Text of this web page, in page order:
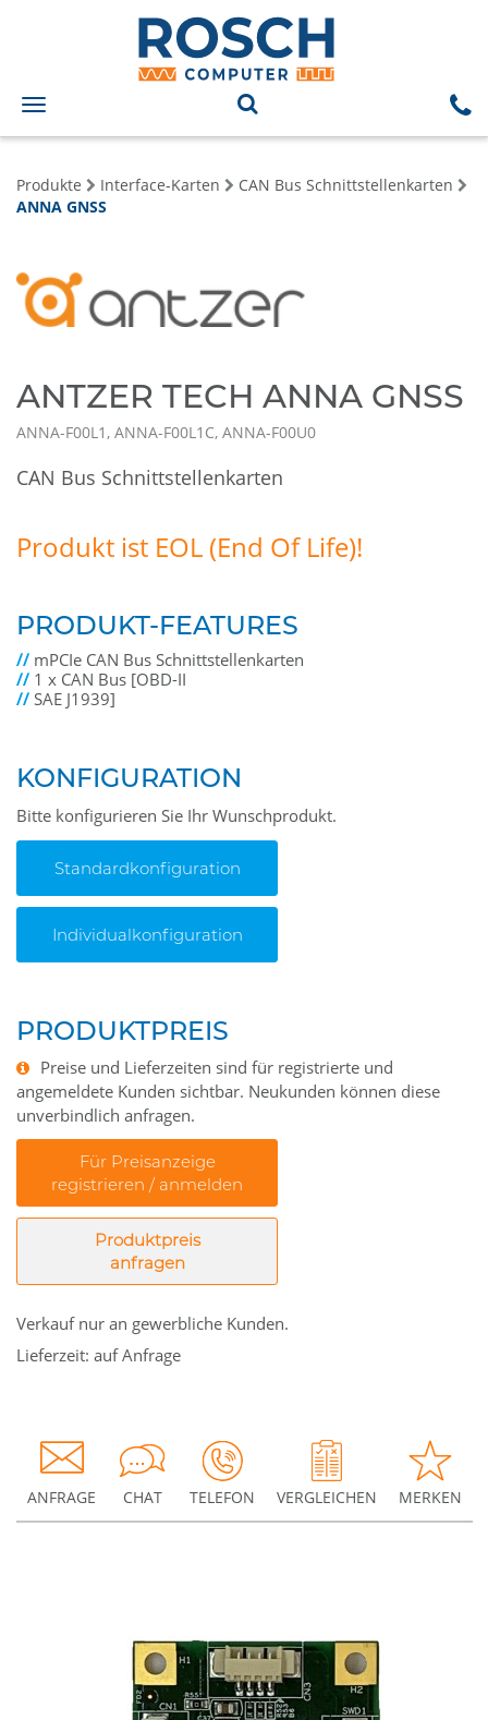
Toggle
navigation
Produkte Interface-Karten
CAN Bus Schnittstellenkarten
ANNA GNSS
ANTZER TECH ANNA GNSS
ANNA-F00L1, ANNA-F00L1C, ANNA-F00U0
CAN Bus Schnittstellenkarten
Produkt ist EOL (End Of Life)!
PRODUKT-FEATURES
// mPCIe CAN Bus Schnittstellenkarten
// 1 x CAN Bus [OBD-II
//SAE J1939]
KONFIGURATION
Bitte konfigurieren Sie Ihr Wunschprodukt.
Standardkonfiguration
Individualkonfiguration
PRODUKTPREIS
Preise und Lieferzeiten sind für registrierte und
angemeldete Kunden sichtbar. Neukunden können diese
unverbindlich anfragen.
Für Preisanzeige
registrieren / anmelden
Produktpreis
anfragen
Verkauf nur an gewerbliche Kunden.
Lieferzeit: auf Anfrage
ANFRAGE CHAT TELEFON VERGLEICHEN MERKEN